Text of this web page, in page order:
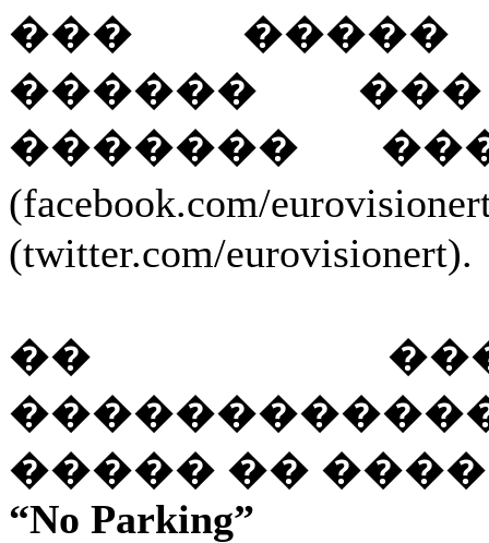
��� �����
������
�������
(facebook.com/
(twitter.com/eurovisionert).
��
����� ��
“No Parking”